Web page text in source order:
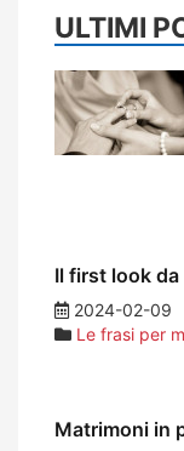
ULTIMI
Il first look
2024-02-09
Le frasi per
Matrimoni in